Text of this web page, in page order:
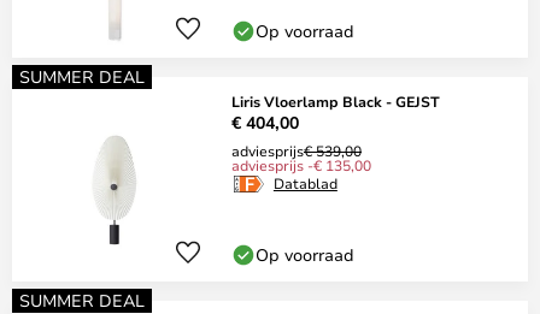
Op voorraad
SUMMER DEAL
Liris Vloerlamp Black - GEJST
€ 404,00
adviesprijs€ 539,00
adviesprijs -€ 135,00
Datablad
Op voorraad
SUMMER DEAL